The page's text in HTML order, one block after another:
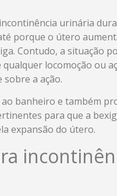
urinária
porque o útero
Contudo, a situação
locomoção ou
a ação.
banheiro e também
para que a
expansão do útero.